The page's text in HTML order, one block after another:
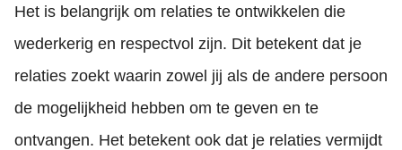
Het is belangrijk om relaties te ontwikkelen die
wederkerig en respectvol zijn. Dit betekent dat je
relaties zoekt waarin zowel jij als de andere persoon
de mogelijkheid hebben om te geven en te
ontvangen. Het betekent ook dat je relaties vermijdt